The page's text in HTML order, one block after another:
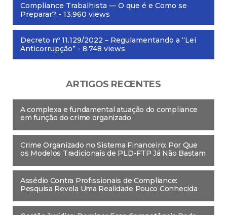
Compliance Trabalhista — O que é e Como se
Preparar? - 13.960 views
Decreto nº 11.129/2022 – Regulamentando a “Lei
Anticorrupção” - 8.748 views
ARTIGOS RECENTES
A complexa e fundamental atuação do compliance
em função do crime organizado
Crime Organizado no Sistema Financeiro: Por Que
os Modelos Tradicionais de PLD-FTP Já Não Bastam
Assédio Contra Profissionais de Compliance:
Pesquisa Revela Uma Realidade Pouco Conhecida